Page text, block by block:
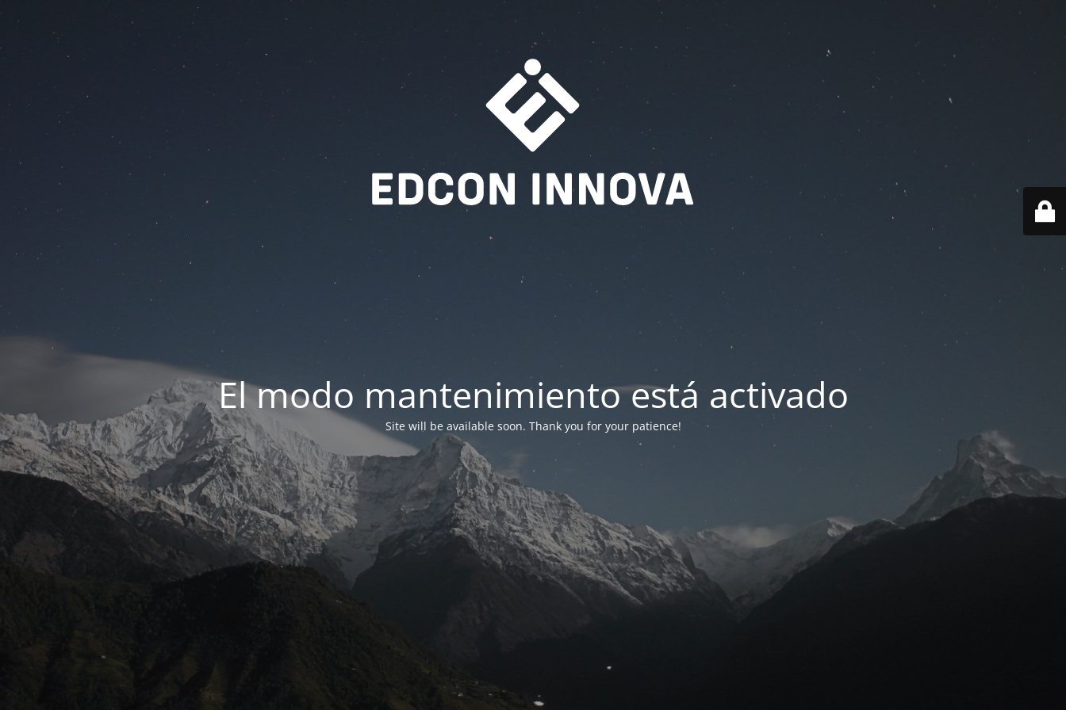
El modo mantenimiento está activado
Site will be available soon. Thank you for your patience!